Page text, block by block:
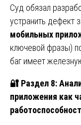
Суд обязал
устранить дефект
мобильных
ключевой фразы)
баг имеет
🔐 Раздел 8:
приложения как